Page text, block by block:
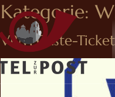
Kategorie:
VRM Gäste-